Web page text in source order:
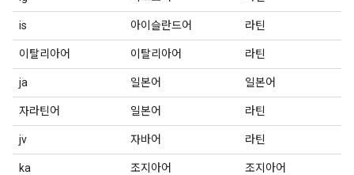
is 아이슬란드어 라틴
이탈리아어 이탈리아어 라틴
ja 일본어 일본어
자라틴어 일본어 라틴
jv 자바어 라틴
ka 조지아어 조지아어